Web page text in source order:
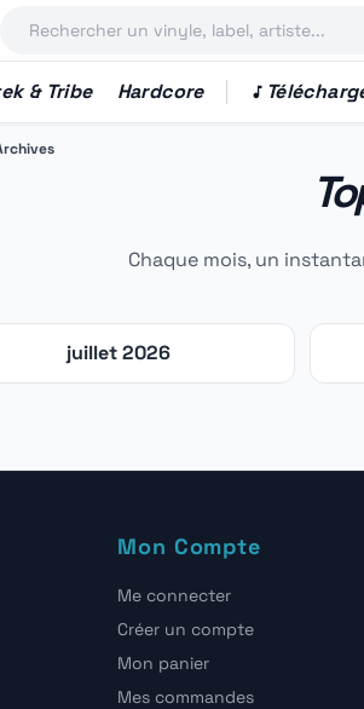
& Tribe Hardcore
Chaque mois, un
juillet 2026
Mon Compte
Me connecter
Créer un compte
Mon panier
Mes commandes